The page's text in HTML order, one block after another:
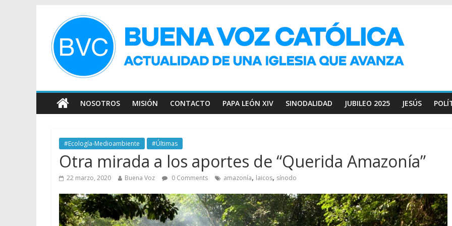
NOSOTROS MISIÓN CONTACTO PAPA LEÓN XIV SINODALIDAD JUBILEO 2025 JESÚS
#Ecología-Medioambiente #Últimas
Otra mirada a los aportes de “Querida Amazonía”
22 marzo, 2020 Buena Voz 0 Comments amazonía, laicos, sínodo